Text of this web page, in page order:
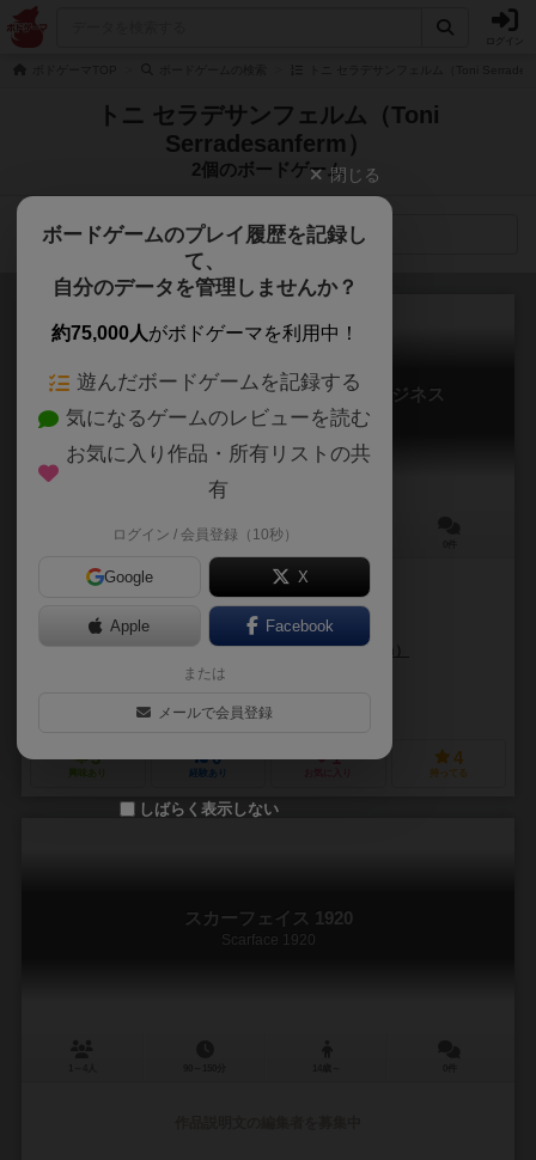
トニ セラデサンフェルム（Toni
Serradesanferm）
2個のボードゲーム
検索メニュー
スカーフェイス 1920 ブラッディービジネス
Scarface 1920: Bloody Business
90～180分
作品説明文の編集者を募集中
トニ・セラデサンフェルム（Toni Serradesanferm）
アントニオ・スタパーツ（Antonio Stappaerts）
レゼンゲームズ（Redzen Games）
3
興味あり
0
経験あり
1 4
持ってる
スカーフェイス 1920
Scarface 1920
閉じる
ボードゲームのプレイ履歴を記録し
て、
自分のデータを管理しませんか？
約75,000人がボドゲーマを利用中！
遊んだボードゲームを記録する
気になるゲームのレビューを読む
お気に入り作品・所有リストの共
有
ログイン / 会員登録（10秒）
Google X
Apple Facebook
または
メールで会員登録
しばらく表示しない